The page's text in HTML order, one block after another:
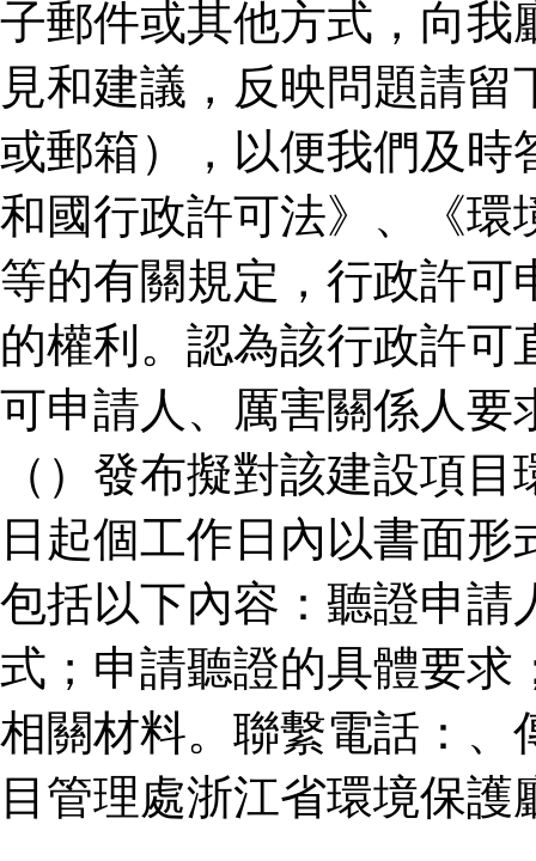
子郵件或其他方式，向我
見和建議，反映問題請
或郵箱），以便我們及時
和國行政許可法》、《環
等的有關規定，行政許可
的權利。認為該行政許
可申請人、厲害關係人要
（）發布擬對該建設項
日起個工作日內以書面
包括以下內容：聽證申請
式；申請聽證的具體要求
相關材料。聯繫電話：、
目管理處浙江省環境保護